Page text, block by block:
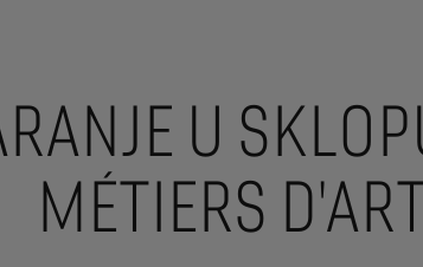
U
MÉTIERS